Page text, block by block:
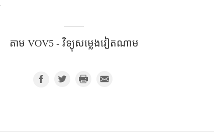
តាម VOV5 - វិទ្យុសម្លេងវៀតណាម